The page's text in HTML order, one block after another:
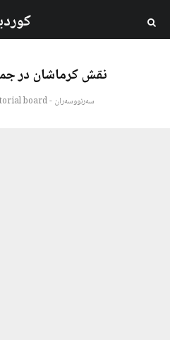
نقش کرماشان در
سەرنووسەران - Editorial board